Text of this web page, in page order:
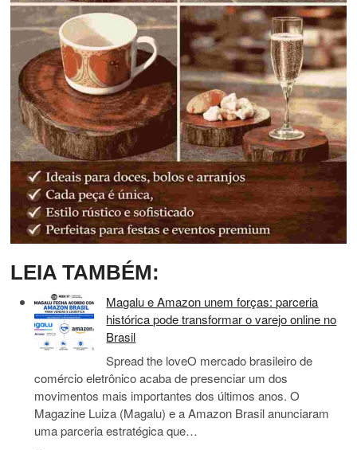
LEIA TAMBÉM:
Magalu e Amazon unem forças: parceria
histórica pode transformar o varejo online no
Brasil
Spread the loveO mercado brasileiro de
comércio eletrônico acaba de presenciar um dos
movimentos mais importantes dos últimos anos. O
Magazine Luiza (Magalu) e a Amazon Brasil anunciaram
uma parceria estratégica que…